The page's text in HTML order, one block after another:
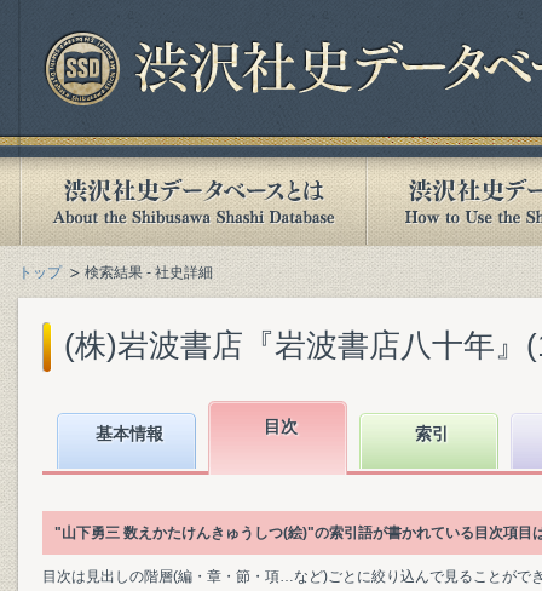
トップ 検索結果 - 社史詳細
(株)岩波書店『岩波書店八十年』
基本情報 目次 索引
"山下勇三 数えかたけんきゅうしつ(絵)"の索引語が書かれている目次項目
目次は見出しの階層(編・章・節・項…など)ごとに絞り込んで見ることがで